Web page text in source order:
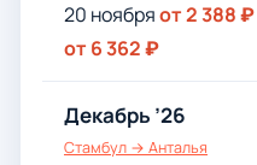
20 ноябряот 2 388 ₽
от 6 362 ₽
Декабрь ’26
Стамбул → Анталья